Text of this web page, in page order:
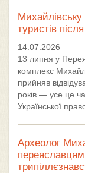
туристів
14.07.2026
13 липня у
комплекс
прийняв
років — усе це
Української
Археолог
переяславцям